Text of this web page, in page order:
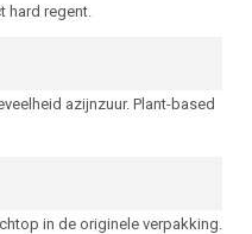
hard regent.
azijnzuur. Plant-based
in de originele verpakking.